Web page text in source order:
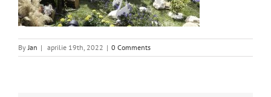
ByJan | aprilie 19th, 2022 | 0 Comments